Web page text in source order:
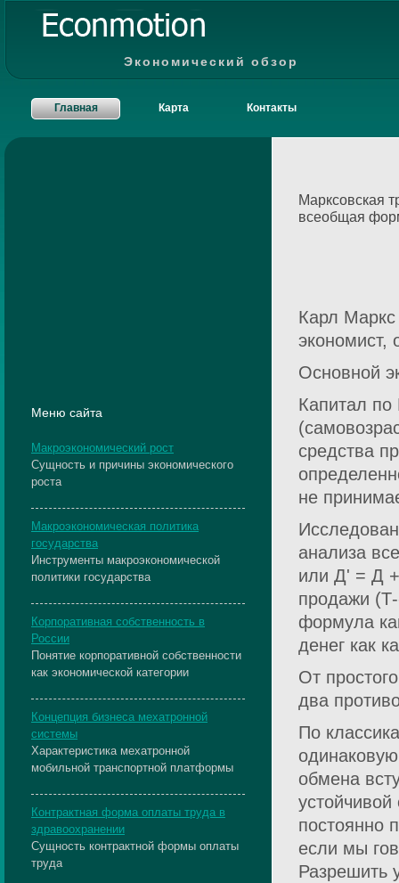
Экономический обзор
Главная Карта Контакты
Марксовская
всеобщая
Карл
экономист,
Основной
Капитал по
средства
не
анализа
или Д' = Д +
продажи
формула
денег как
От
два
По
обмена
постоянно
если мы
Разрешить
Меню сайта
Макроэкономический рост
Сущность и причины экономического
роста
Макроэкономическая политика
государства
Инструменты макроэкономической
политики государства
Корпоративная собственность в
России
Понятие корпоративной собственности
как экономической категории
Концепция бизнеса мехатронной
системы
Характеристика мехатронной
мобильной транспортной платформы
Контрактная форма оплаты труда в
здравоохранении
Сущность контрактной формы оплаты
труда